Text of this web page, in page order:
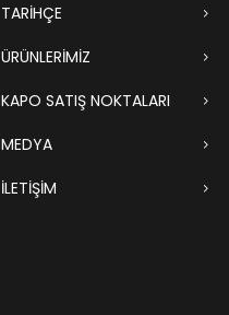
TARIHÇE
ÜRÜNLERİMİZ
KAPO SATIŞ NOKTALARI
MEDYA
İLETİŞİM